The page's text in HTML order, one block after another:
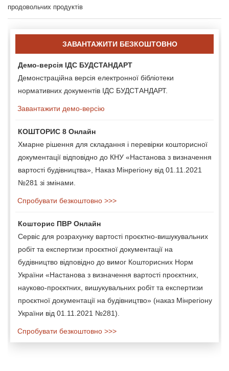
продовольчих продуктів
ЗАВАНТАЖИТИ БЕЗКОШТОВНО
Демо-версія ІДС БУДСТАНДАРТ
Демонстраційна версія електронної бібліотеки
нормативних документів ІДС БУДСТАНДАРТ.
Завантажити демо-версію
КОШТОРИС 8 Онлайн
Хмарне рішення для складання і перевірки кошторисної
документації відповідно до КНУ «Настанова з визначення
вартості будівництва», Наказ Мінрегіону від 01.11.2021
№281 зі змінами.
Спробувати безкоштовно >>>
Кошторис ПВР Онлайн
Сервіс для розрахунку вартості проєктно-вишукувальних
робіт та експертизи проєктної документації на
будівництво відповідно до вимог Кошторисних Норм
України «Настанова з визначення вартості проєктних,
науково-проєктних, вишукувальних робіт та експертизи
проєктної документації на будівництво» (наказ Мінрегіону
України від 01.11.2021 №281).
Спробувати безкоштовно >>>